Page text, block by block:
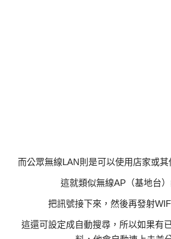
而公眾無線LAN則是可以使用店家或其
這就類似無線AP（基地台）
把訊號接下來，然後再發射
這還可設定成自動搜尋，所以如果有